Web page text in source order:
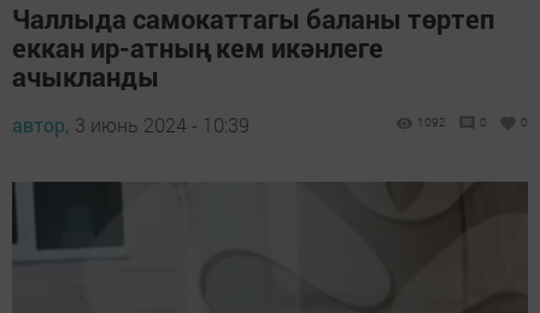
Чаллыда самокаттагы баланы төртеп
еккан ир-атның кем икәнлеге
ачыкланды
автор, 3 июнь 2024 - 10:39 1092 0 0